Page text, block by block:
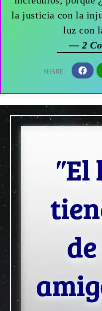
la justicia con la
luz con
— 2